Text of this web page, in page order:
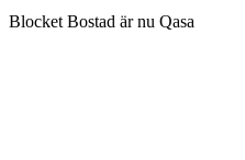
Blocket Bostad är nu Qasa